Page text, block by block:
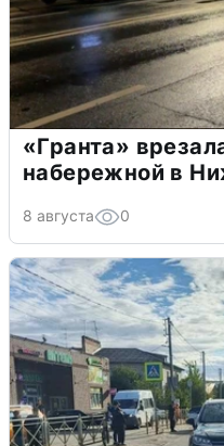
«Гранта»
набережной в
8 августа 0